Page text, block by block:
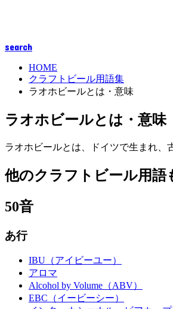
search
HOME
クラフトビール用語集
ラオホビールとは・意味
ラオホビールとは・意味
ラオホビールとは、ドイツで生まれ、
他のクラフトビール用語
50音
あ行
IBU（アイビーユー）
アロマ
Alcohol by Volume（ABV）
EBC（イービーシー）